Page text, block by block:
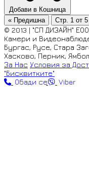
Добави в Кошница
« Предишна
Стр. 1 от 5
© 2013 | "СП ДИЗАЙН"
Камери и
Бургас, Русе, Стара
Хасково, Перник, Ямбол
За Нас Условия за
"Бисквитките"
Обади се
Viber